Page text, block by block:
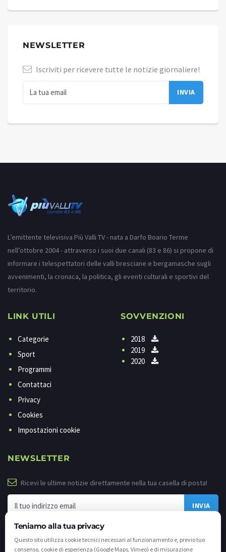
Teniamo alla tua privacy
Questo sito utilizza cookie tecnici necessari al funzionamento e, previo tuo
consenso, cookie di esperienza (Google Maps, Vimeo) e di misurazione
NEWSLETTER
Iscriviti per ricevere tutte le notizie giornaliere!
L’emittente televisiva Più Valli TV - nata a Darfo Boario Terme
nell’ottobre 2004 - attraverso i suoi due canali (83 e 86) si propone di
informare i telespettatori delle valli bresciane e bergamasche sugli
avvenimenti, la cronaca, la politica, gli eventi culturali e sportivi del
territorio.
LINK UTILI
Categorie
Sport
Programmi
Contattaci
Privacy
Cookies
Impostazioni cookie
SOVVENZIONI
2018
2019
2020
NEWSLETTER
Ricevi le ultime notizie direttamente nella tua casella di posta!